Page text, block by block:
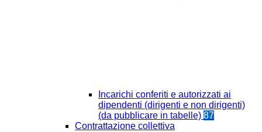
Incarichi conferiti e autorizzati ai
dipendenti (dirigenti e non dirigenti)
(da pubblicare in tabelle) 87
Contrattazione collettiva